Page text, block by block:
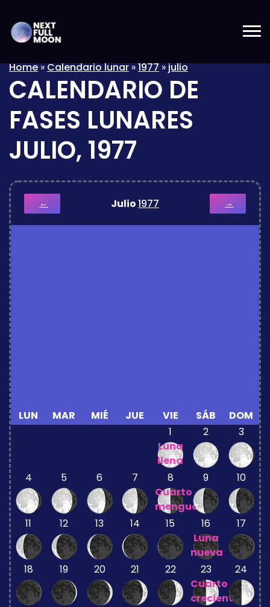
Home»Calendario lunar»1977»julio
CALENDARIO DE
FASES LUNARES
JULIO, 1977
← Julio1977 →
LUN MAR MIÉ JUE VIE SÁB
DOM
1
Luna
llena
2 3
4 5 6 7
8
Cuarto
menguante
9 10
11 12 13 14 15
16
Luna
nueva
17
18 19 20 21 22
23
Cuarto
creciente
24